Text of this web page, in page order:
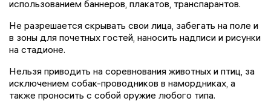
использованием баннеров, плакатов, транспарантов.
Не разрешается скрывать свои лица, забегать на поле и
в зоны для почетных гостей, наносить надписи и рисунки
на стадионе.
Нельзя приводить на соревнования животных и птиц, за
исключением собак-проводников в намордниках, а
также проносить с собой оружие любого типа.